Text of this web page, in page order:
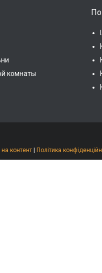
комнаты
контент | Політика